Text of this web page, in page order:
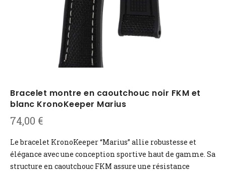
Bracelet montre en caoutchouc noir FKM et
blanc KronoKeeper Marius
74,00 €
Le bracelet KronoKeeper “Marius” allie robustesse et
élégance avec une conception sportive haut de gamme. Sa
structure en caoutchouc FKM assure une résistance